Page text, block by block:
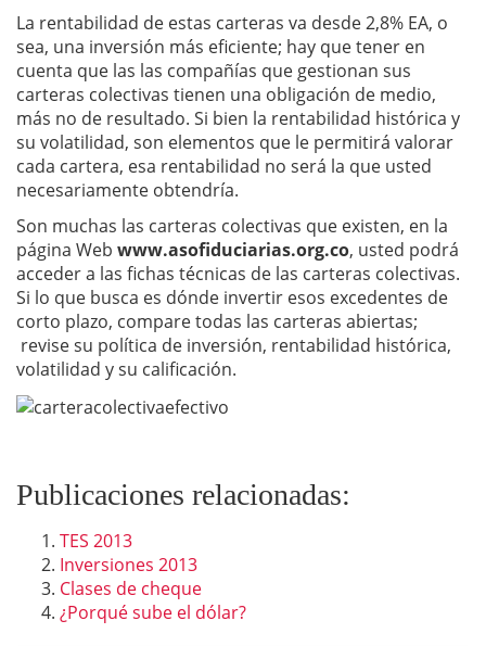
La rentabilidad de estas carteras va desde 2,8% EA, o
sea, una inversión más eficiente; hay que tener en
cuenta que las las compañías que gestionan sus
carteras colectivas tienen una obligación de medio,
más no de resultado. Si bien la rentabilidad histórica y
su volatilidad, son elementos que le permitirá valorar
cada cartera, esa rentabilidad no será la que usted
necesariamente obtendría.
Son muchas las carteras colectivas que existen, en la
página Web www.asofiduciarias.org.co, usted podrá
acceder a las fichas técnicas de las carteras colectivas.
Si lo que busca es dónde invertir esos excedentes de
corto plazo, compare todas las carteras abiertas;
revise su política de inversión, rentabilidad histórica,
volatilidad y su calificación.
Publicaciones relacionadas:
TES 2013
Inversiones 2013
Clases de cheque
¿Porqué sube el dólar?